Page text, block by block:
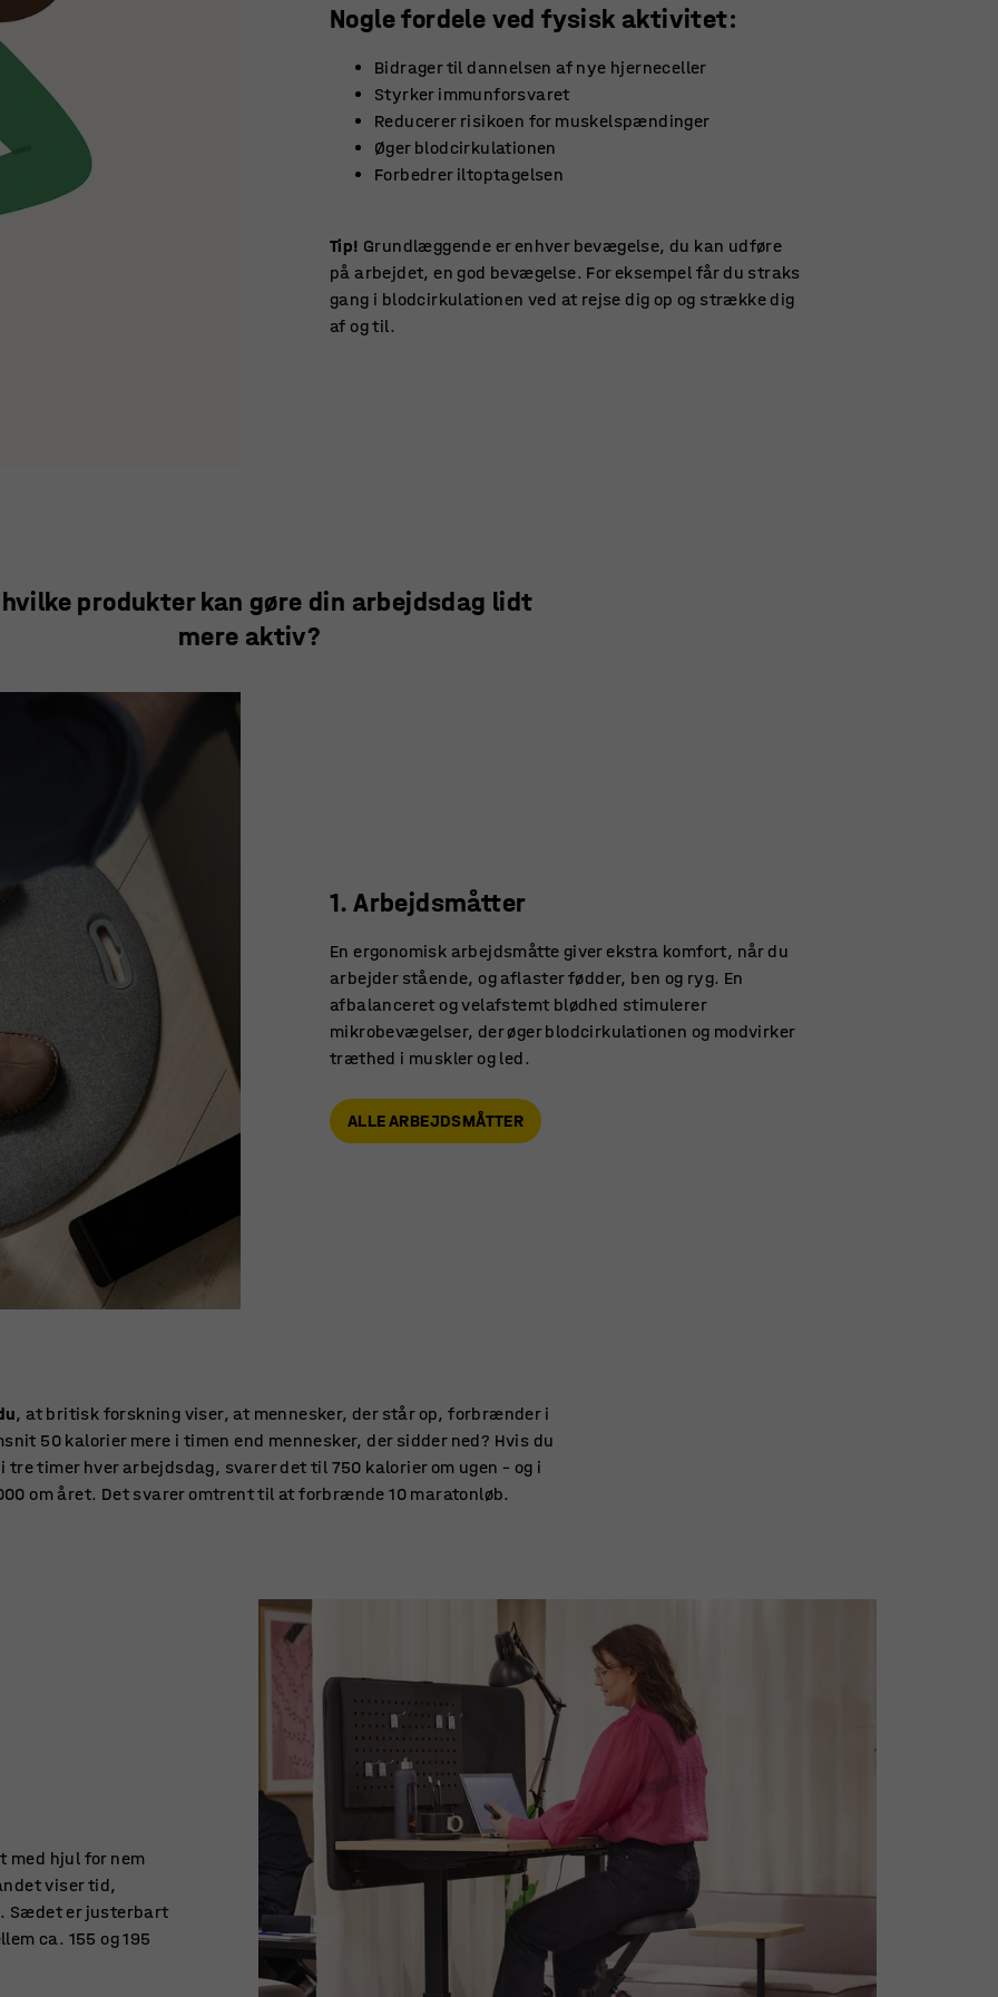
Nogle fordele ved fysisk aktivitet:
Bidrager til dannelsen af nye hjerneceller
Styrker immunforsvaret
Reducerer risikoen for muskelspændinger
Øger blodcirkulationen
Forbedrer iltoptagelsen
Tip! Grundlæggende er enhver bevægelse, du kan udføre
på arbejdet, en god bevægelse. For eksempel får du straks
gang i blodcirkulationen ved at rejse dig op og strække dig
af og til.
hvilke produkter kan gøre din arbejdsdag lidt
mere aktiv?
1. Arbejdsmåtter
En ergonomisk arbejdsmåtte giver ekstra komfort, når du
arbejder stående, og aflaster fødder, ben og ryg. En
afbalanceret og velafstemt blødhed stimulerer
mikrobevægelser, der øger blodcirkulationen og modvirker
træthed i muskler og led.
ALLE ARBEJDSMÅTTER
, at britisk forskning viser, at mennesker, der står op, forbrænder i
50 kalorier mere i timen end mennesker, der sidder ned? Hvis du
tre timer hver arbejdsdag, svarer det til 750 kalorier om ugen – og i
om året. Det svarer omtrent til at forbrænde 10 maratonløb.
med hjul for nem
viser tid,
Sædet er justerbart
ca. 155 og 195